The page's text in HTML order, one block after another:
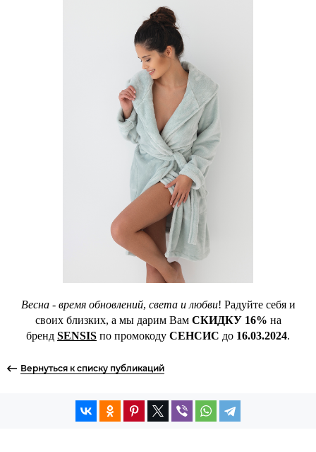
Весна - время обновлений, света и любви! Радуйте себя и
своих близких, а мы дарим Вам СКИДКУ 16% на
бренд SENSIS по промокоду СЕНСИС до 16.03.2024.
Вернуться к списку публикаций